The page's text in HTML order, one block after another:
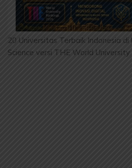
20 Universitas Terbaik Indonesia
Science versi THE World